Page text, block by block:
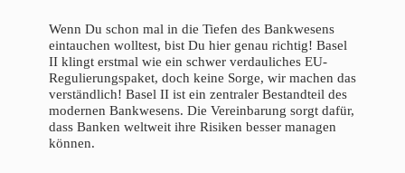
Wenn Du schon mal in die Tiefen des Bankwesens
eintauchen wolltest, bist Du hier genau richtig! Basel
II klingt erstmal wie ein schwer verdauliches EU-
Regulierungspaket, doch keine Sorge, wir machen das
verständlich! Basel II ist ein zentraler Bestandteil des
modernen Bankwesens. Die Vereinbarung sorgt dafür,
dass Banken weltweit ihre Risiken besser managen
können.